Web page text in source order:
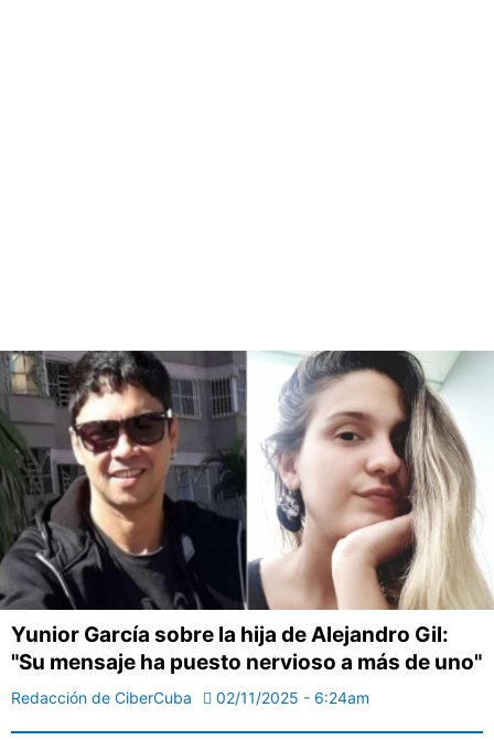
Yunior García sobre la hija de Alejandro Gil:
"Su mensaje ha puesto nervioso a más de uno"
Redacción de CiberCuba 02/11/2025 - 6:24am